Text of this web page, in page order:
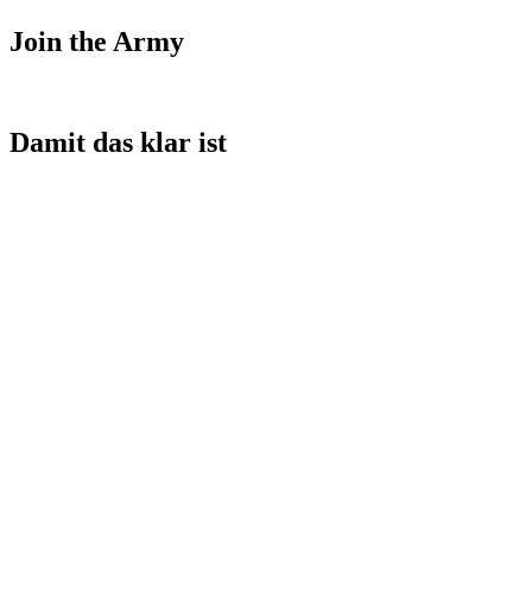
Join the Army
Damit das klar ist